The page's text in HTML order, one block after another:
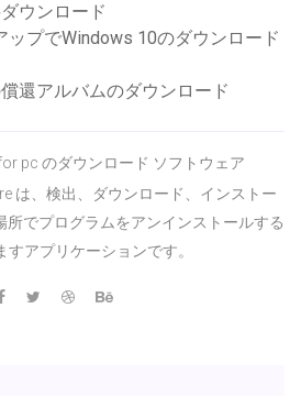
ウンロード
ップでWindows 10のダウンロード
還アルバムのダウンロード
pc のダウンロード ソフトウェア
は、検出、ダウンロード、インストー
所でプログラムをアンインストールする
すアプリケーションです。